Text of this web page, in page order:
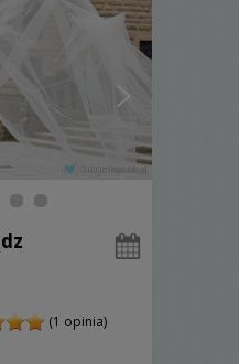
(1 opinia)